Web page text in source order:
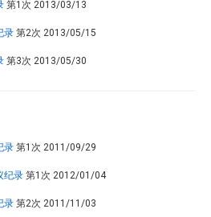
第1次 2013/03/13
录 第2次 2013/05/15
第3次 2013/05/30
录 第1次 2011/09/29
纪录 第1次 2012/01/04
录 第2次 2011/11/03